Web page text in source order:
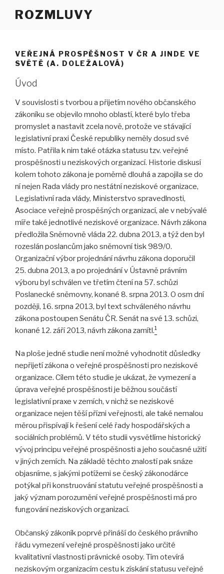
ROZMLUVY
VEŘEJNÁ PROSPĚŠNOST V ČR A JINDE VE
SVĚTĚ (A. DOLEŽALOVÁ)
Úvod
V souvislosti s tvorbou a přijetím nového občanského
zákoníku se objevilo mnoho oblastí, které bylo třeba
promyslet a nastavit zcela nově, protože ve stávající
legislativní praxi České republiky neměly dosud své
místo. Patřila k nim také otázka statusu tzv. veřejné
prospěšnosti u neziskových organizací. Historie diskusí
kolem tohoto zákona je poměrně dlouhá a zapojila se do
ní nejen Rada vlády pro nestátní neziskové organizace,
Legislativní rada vlády, Ministerstvo spravedlnosti,
Asociace veřejně prospěšných organizací, ale v nebývalé
míře také jednotlivé neziskové organizace. Návrh zákona
předložila Sněmovně vláda 22. dubna 2013, a týž den byl
rozeslán poslancům jako sněmovní tisk 989/0.
Organizační výbor projednání návrhu zákona doporučil
25. dubna 2013, a po projednání v Ústavně právním
výboru byl schválen ve třetím čtení na 57. schůzi
Poslanecké sněmovny, konané 8. srpna 2013. O osm dní
později, 16. srpna 2013, byl text schváleného návrhu
zákona postoupen Senátu ČR. Senát na své 13. schůzi,
konané 12. září 2013, návrh zákona zamítl.1
Na ploše jedné studie není možné vyhodnotit důsledky
nepřijetí zákona o veřejné prospěšnosti pro neziskové
organizace. Cílem této studie je ukázat, že vymezení a
úprava veřejné prospěšnosti je běžnou součástí
legislativní praxe v zemích, v nichž se neziskové
organizace nejen těší přízni veřejnosti, ale také nemalou
měrou přispívají k řešení celé řady hospodářských a
sociálních problémů. V této studii vysvětlíme historický
vývoj principu veřejné prospěšnosti a jeho současné užití
v jiných zemích. Na základě těchto znalostí pak snáze
objasníme, s jakými potížemi se český zákonodárce
potýkal při konstruování statutu veřejné prospěšnosti a
jaký význam porozumění veřejné prospěšnosti má pro
fungování neziskových organizací.
Občanský zákoník poprvé přináší do českého právního
řádu vymezení veřejné prospěšnosti jako určité
kvalitativní vlastnosti právnické osoby. Tím otevírá
neziskovým organizacím cestu k získání statusu veřejné